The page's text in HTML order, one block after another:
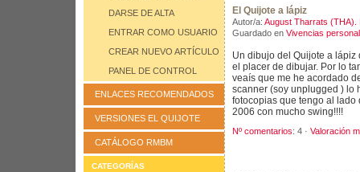
DARSE DE ALTA
ENTRAR COMO USUARIO
CREAR NUEVO ARTÍCULO
PANEL DE CONTROL
ENLACES RECOMENDADOS
VERSIONES EL QUIJOTE
CATÁLOGO RMBM
CATEGORÍAS
El Quijote a lápiz
Autor/a: August Tharrats (THA).
Guardado en Vivencias
Un dibujo del Quijote a lápiz
el placer de dibujar. Por lo
veaís que me he acordado
scanner (soy unplugged ) lo
fotocopias que tengo al
2006 con mucho swing!!!!
Nº comentarios: 4 · Valoración